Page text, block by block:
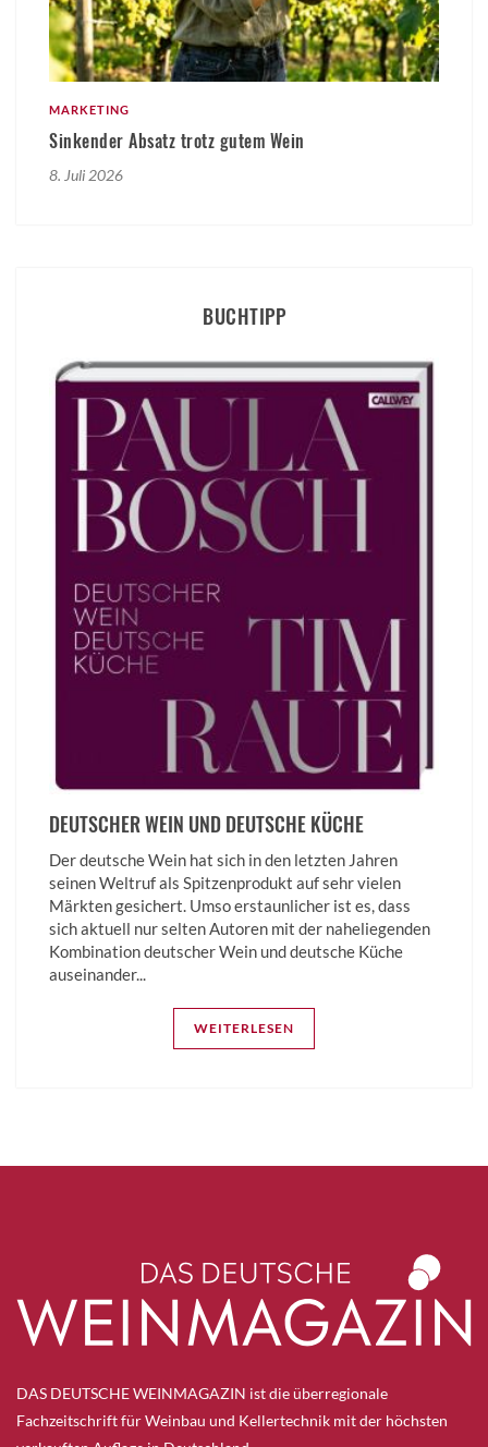
MARKETING
Sinkender Absatz trotz gutem Wein
8. Juli 2026
BUCHTIPP
DEUTSCHER WEIN UND DEUTSCHE KÜCHE
Der deutsche Wein hat sich in den letzten Jahren
seinen Weltruf als Spitzenprodukt auf sehr vielen
Märkten gesichert. Umso erstaunlicher ist es, dass
sich aktuell nur selten Autoren mit der naheliegenden
Kombination deutscher Wein und deutsche Küche
auseinander...
WEITERLESEN
DAS DEUTSCHE WEINMAGAZIN ist die überregionale
Fachzeitschrift für Weinbau und Kellertechnik mit der höchsten